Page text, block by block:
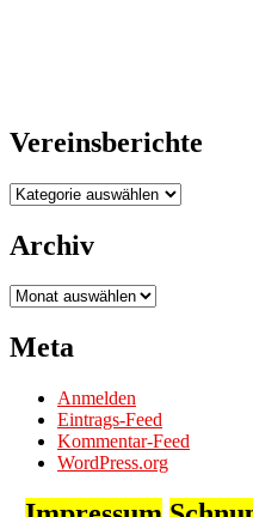
Vereinsberichte
Vereinsberichte
Archiv
Archiv
Meta
Anmelden
Eintrags-Feed
Kommentar-Feed
WordPress.org